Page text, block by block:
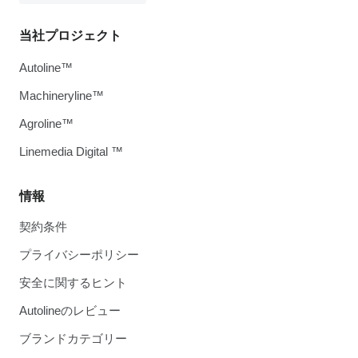
情報
契約条件
プライバシーポリシー
安全に関するヒント
Autolineのレビュー
ブランドカテゴリー
当社プロジェクト
Autoline™
Machineryline™
Agroline™
Linemedia Digital ™